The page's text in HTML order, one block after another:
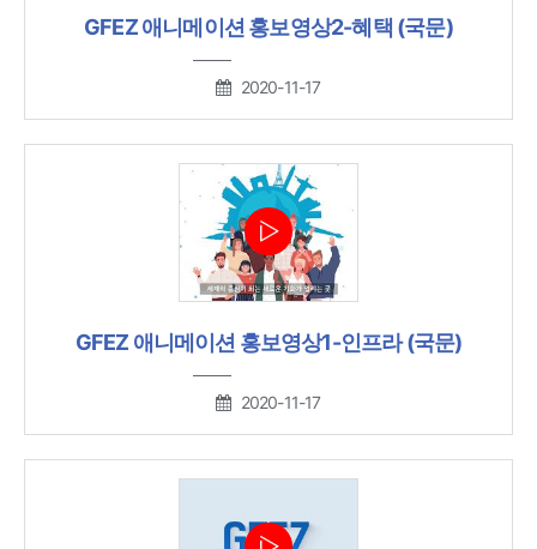
GFEZ 애니메이션 홍보영상2-혜택 (국문)
2020-11-17
GFEZ 애니메이션 홍보영상1-인프라 (국문)
2020-11-17